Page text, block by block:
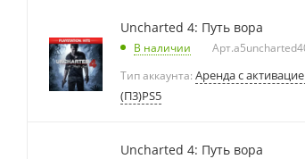
Uncharted 4: Путь вора
В наличии Арт.
Тип аккаунта: Аренда с
(П3)PS5
Uncharted 4: Путь вора